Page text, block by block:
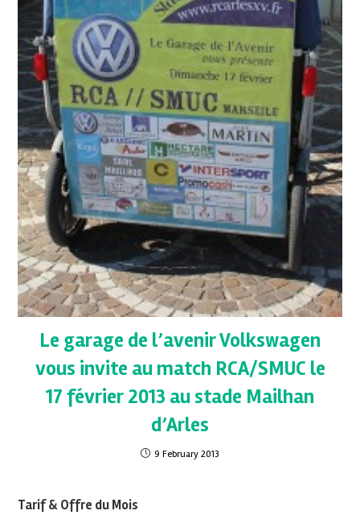
Le garage de l’avenir Volkswagen
vous invite au match RCA/SMUC le
17 février 2013 au stade Mailhan
d’Arles
9 February 2013
Tarif & Offre du Mois